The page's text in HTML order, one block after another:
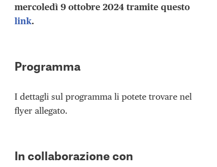
mercoledì 9 ottobre 2024 tramite questo
link.
Programma
I dettagli sul programma li potete trovare nel
flyer allegato.
In collaborazione con